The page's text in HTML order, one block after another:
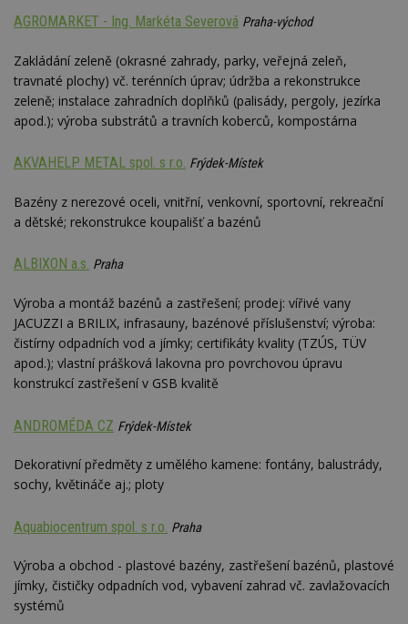
AGROMARKET - Ing. Markéta Severová Praha-východ
Zakládání zeleně (okrasné zahrady, parky, veřejná zeleň,
travnaté plochy) vč. terénních úprav; údržba a rekonstrukce
zeleně; instalace zahradních doplňků (palisády, pergoly, jezírka
apod.); výroba substrátů a travních koberců, kompostárna
AKVAHELP METAL spol. s r.o. Frýdek-Místek
Bazény z nerezové oceli, vnitřní, venkovní, sportovní, rekreační
a dětské; rekonstrukce koupališť a bazénů
ALBIXON a.s. Praha
Výroba a montáž bazénů a zastřešení; prodej: vířivé vany
JACUZZI a BRILIX, infrasauny, bazénové příslušenství; výroba:
čistírny odpadních vod a jímky; certifikáty kvality (TZÚS, TÜV
apod.); vlastní prášková lakovna pro povrchovou úpravu
konstrukcí zastřešení v GSB kvalitě
ANDROMÉDA CZ Frýdek-Místek
Dekorativní předměty z umělého kamene: fontány, balustrády,
sochy, květináče aj.; ploty
Aquabiocentrum spol. s r.o. Praha
Výroba a obchod - plastové bazény, zastřešení bazénů, plastové
jímky, čističky odpadních vod, vybavení zahrad vč. zavlažovacích
systémů